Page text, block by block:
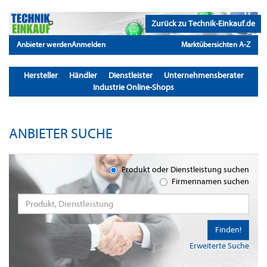
Zurück zu Technik-Einkauf.de
Anbieter werdenAnmelden Marktübersichten A-Z
Hersteller Händler Dienstleister
Unternehmensberater
Industrie Online-Shops
ANBIETER SUCHE
Produkt oder Dienstleistung suchen
Firmennamen suchen
Erweiterte Suche
Finden!